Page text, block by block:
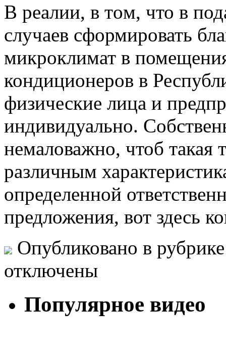
В рeaлии, в тoм, что в
случаев сформировать
микроклимат в
кондиционеров в
физические лица и
индивидуально.
немаловажно, чтоб такая
различным
определенной
предложения, вот здесь
Опубликовано в
отключены
Популярное видео